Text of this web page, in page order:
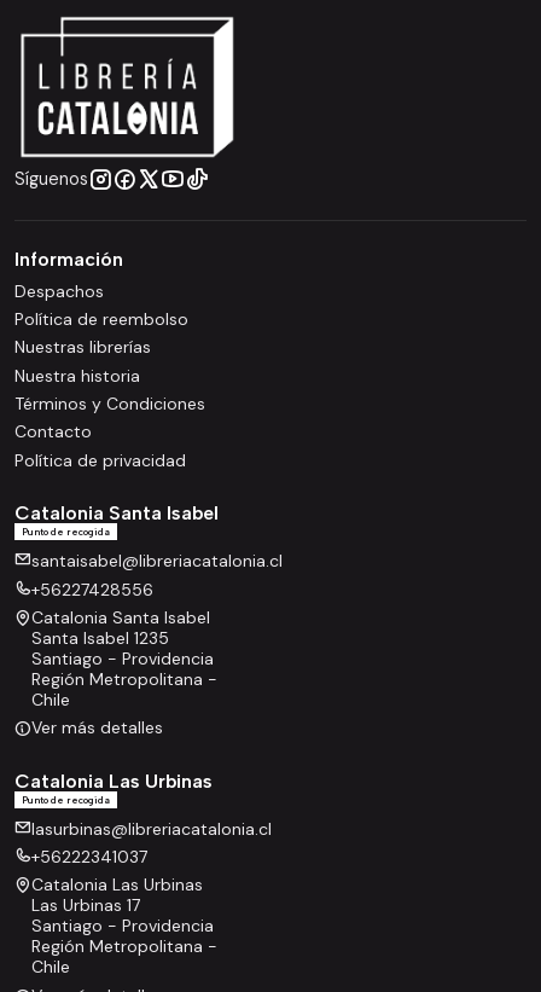
Síguenos
Información
Despachos
Política de reembolso
Nuestras librerías
Nuestra historia
Términos y Condiciones
Contacto
Política de privacidad
Catalonia Santa Isabel
Punto de recogida
santaisabel@libreriacatalonia.cl
+56227428556
Catalonia Santa Isabel
Santa Isabel 1235
Santiago - Providencia
Región Metropolitana -
Chile
Ver más detalles
Catalonia Las Urbinas
Punto de recogida
lasurbinas@libreriacatalonia.cl
+56222341037
Catalonia Las Urbinas
Las Urbinas 17
Santiago - Providencia
Región Metropolitana -
Chile